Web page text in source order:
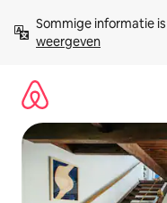
direct
naar
Sommige informatie
weergeven